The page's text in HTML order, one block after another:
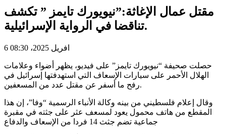
مقتل عمال الإغاثة:”نيويورك تايمز ” تكشف
تناقضا في الرواية الإسرائيلية.
6 افريل 2025، 08:30
حصلت صحيفة “نيويورك تايمز” على فيديو، يظهر أضواء وعلامات
الهلال الأحمر على سيارات الإسعاف التي استهدفتها إسرائيل في
رفح ما أسفر عن مقتل عدد من المسعفين.
وقال إعلام فلسطيني من بينه وكالة الأنباء الرسمية “وفا”، إن هذا
المقطع من هاتف محمول يعود لمسعف عثر على جثته في مقبرة
جماعية تضم جثث 14 فردا من الإسعاف والدفاع